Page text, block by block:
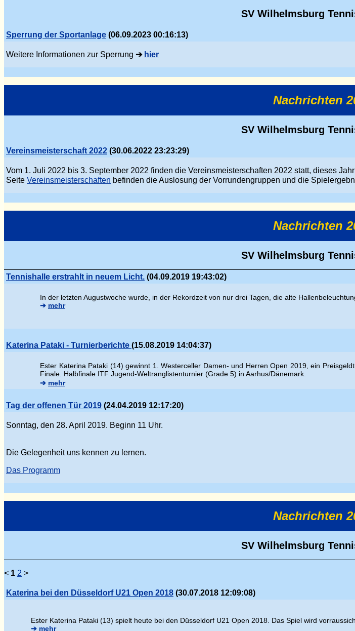
SV Wilhelmsburg
Sperrung der Sportanlage (06.09.2023 00:16:13)
Weitere Informationen zur Sperrung ➔ hier
Nachrichten
SV Wilhelmsburg
Vereinsmeisterschaft 2022 (30.06.2022 23:23:29)
Vom 1. Juli 2022 bis 3. September 2022 finden die Vereinsmeisterschaften 2022 statt, dieses
Seite Vereinsmeisterschaften befinden die Auslosung der Vorrundengruppen und die
Nachrichten
SV Wilhelmsburg
Tennishalle erstrahlt in neuem Licht. (04.09.2019 19:43:02)
In der letzten Augustwoche wurde, in der Rekordzeit von nur drei Tagen, die alte
➔ mehr
Katerina Pataki - Turnierberichte (15.08.2019 14:04:37)
Ester Katerina Pataki (14) gewinnt 1. Westerceller Damen- und Herren Open 2019, ein
Finale. Halbfinale ITF Jugend-Weltranglistenturnier (Grade 5) in Aarhus/Dänemark.
➔ mehr
Tag der offenen Tür 2019 (24.04.2019 12:17:20)
Sonntag, den 28. April 2019. Beginn 11 Uhr.
Die Gelegenheit uns kennen zu lernen.
Das Programm
Nachrichten
SV Wilhelmsburg
< 1 2 >
Katerina bei den Düsseldorf U21 Open 2018 (30.07.2018 12:09:08)
Ester Katerina Pataki (13) spielt heute bei den Düsseldorf U21 Open 2018. Das Spiel wird
➔ mehr